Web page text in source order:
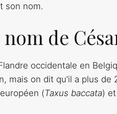
son nom.
de
occidentale en
mais on dit qu’il a plus
(Taxus baccata)